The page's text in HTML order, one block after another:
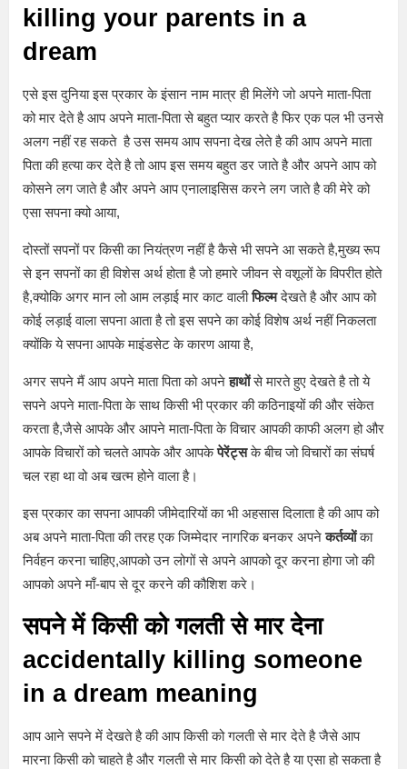
killing your parents in a
dream
एसे इस दुनिया इस प्रकार के इंसान नाम मात्र ही मिलेंगे जो अपने माता-पिता
को मार देते है आप अपने माता-पिता से बहुत प्यार करते है फिर एक पल भी उनसे
अलग नहीं रह सकते है उस समय आप सपना देख लेते है की आप अपने माता
पिता की हत्या कर देते है तो आप इस समय बहुत डर जाते है और अपने आप को
कोसने लग जाते है और अपने आप एनालाइसिस करने लग जाते है की मेरे को
एसा सपना क्यो आया,
दोस्तों सपनों पर किसी का नियंत्रण नहीं है कैसे भी सपने आ सकते है,मुख्य रूप
से इन सपनों का ही विशेस अर्थ होता है जो हमारे जीवन से वशूलों के विपरीत होते
है,क्योकि अगर मान लो आम लड़ाई मार काट वालीफिल्मदेखते है और आप को
कोई लड़ाई वाला सपना आता है तो इस सपने का कोई विशेष अर्थ नहीं निकलता
क्योंकि ये सपना आपके माइंडसेट के कारण आया है,
अगर सपने मैं आप अपने माता पिता को अपनेहाथोंसे मारते हुए देखते है तो ये
सपने अपने माता-पिता के साथ किसी भी प्रकार की कठिनाइयों की और संकेत
करता है,जैसे आपके और आपने माता-पिता के विचार आपकी काफी अलग हो और
आपके विचारों को चलते आपके और आपकेपेरेंट्सके बीच जो विचारों का संघर्ष
चल रहा था वो अब खत्म होने वाला है।
इस प्रकार का सपना आपकी जीमेदारियों का भी अहसास दिलाता है की आप को
अब अपने माता-पिता की तरह एक जिम्मेदार नागरिक बनकर अपनेकर्तव्योंका
निर्वहन करना चाहिए,आपको उन लोगों से अपने आपको दूर करना होगा जो की
आपको अपने माँ-बाप से दूर करने की कौशिश करे।
सपने में किसी को गलती से मार देना
accidentally killing someone
in a dream meaning
आप आने सपने में देखते है की आप किसी को गलती से मार देते है जैसे आप
मारना किसी को चाहते है और गलती से मार किसी को देते है या एसा हो सकता है